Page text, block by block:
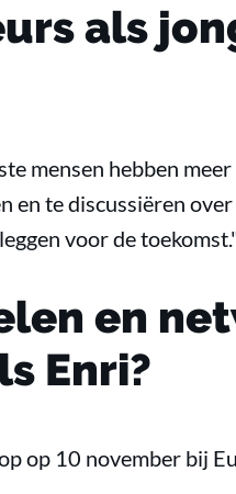
als
mensen hebben
en te discussiëren
voor de
en
Enri?
op 10 november bij